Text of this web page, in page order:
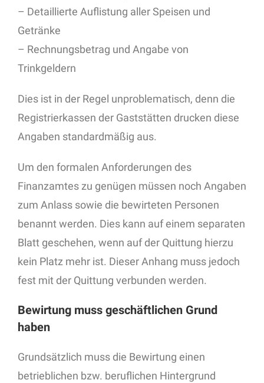
– Detaillierte Auflistung aller Speisen und
Getränke
– Rechnungsbetrag und Angabe von
Trinkgeldern
Dies ist in der Regel unproblematisch, denn die
Registrierkassen der Gaststätten drucken diese
Angaben standardmäßig aus.
Um den formalen Anforderungen des
Finanzamtes zu genügen müssen noch Angaben
zum Anlass sowie die bewirteten Personen
benannt werden. Dies kann auf einem separaten
Blatt geschehen, wenn auf der Quittung hierzu
kein Platz mehr ist. Dieser Anhang muss jedoch
fest mit der Quittung verbunden werden.
Bewirtung muss geschäftlichen Grund
haben
Grundsätzlich muss die Bewirtung einen
betrieblichen bzw. beruflichen Hintergrund